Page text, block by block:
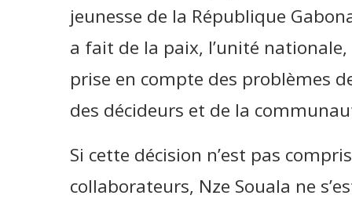
jeunesse de la République
a fait de la paix, l’unité
prise en compte des problèmes
des décideurs et de la
Si cette décision n’est pas
collaborateurs, Nze Souala ne